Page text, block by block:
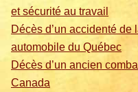
et sécurité au travail
Décès d’un accidenté de
automobile du Québec
Décès d’un ancien
Canada